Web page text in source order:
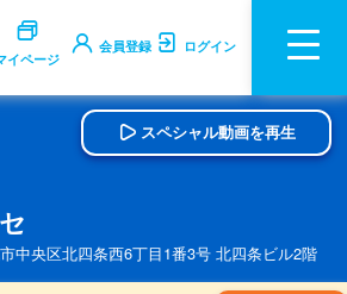
イページ
会員登録 ログイン
中央区北四条西6丁目1番3号 北四条ビル2階
スペシャル動画を再生